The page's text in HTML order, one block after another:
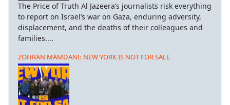
The Price of Truth Al Jazeera’s journalists risk everything
to report on Israel’s war on Gaza, enduring adversity,
displacement, and the deaths of their colleagues and
families....
ZOHRAN MAMDANI: NEW YORK IS NOT FOR SALE